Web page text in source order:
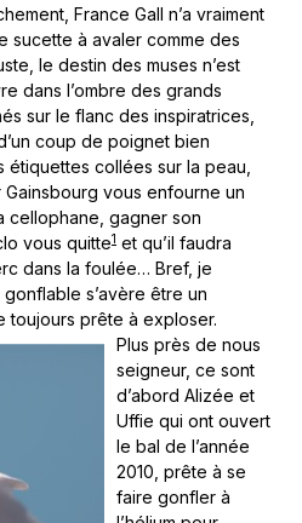
France Gall n’a vraiment
sucette à avaler comme des
le destin des muses n’est
dans l’ombre des grands
sur le flanc des inspiratrices,
coup de poignet bien
étiquettes collées sur la peau,
vous enfourne un
cellophane, gagner son
vous quitte1 et qu’il faudra
dans la foulée… Bref, je
s’avère être un
toujours prête à exploser.
Plus près de nous
seigneur, ce sont
d’abord Alizée et
Uffie qui ont ouvert
le bal de l’année
2010, prête à se
faire gonfler à